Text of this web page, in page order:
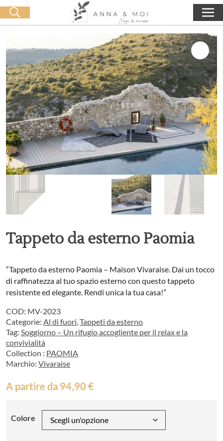
Consegna gratuita a partire da 60€ di acquisto 0,00€
Lancia la ricerca
Tappeto da esterno Paomia
“Tappeto da esterno Paomia – Maison Vivaraise. Dai un tocco
di raffinatezza al tuo spazio esterno con questo tappeto
resistente ed elegante. Rendi unica la tua casa!”
COD: MV-2023
Categorie: Al di fuori Tappeti da esterno
Tag: Soggiorno – Un rifugio accogliente per il relax e la
convivialità
Collection : PAOMIA
Marchio: Vivaraise
A partire da 94,90 €
Colore